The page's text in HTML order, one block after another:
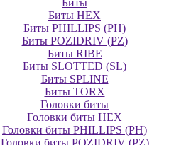
Биты
Биты HEX
Биты PHILLIPS (PH)
Биты POZIDRIV (PZ)
Биты RIBE
Биты SLOTTED (SL)
Биты SPLINE
Биты TORX
Головки биты
Головки биты HEX
Головки биты PHILLIPS (PH)
Головки биты POZIDRIV (PZ)